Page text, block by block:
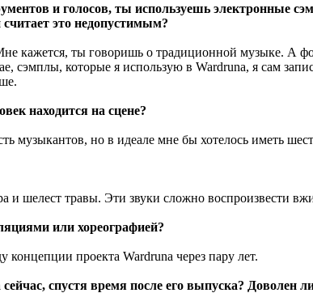
и голосов, ты используешь электронные
это недопустимым?
кажется, ты говоришь о традиционной музыке. А
сэмплы, которые я использую в Wardruna, я сам
находится на сцене?
музыкантов, но в идеале мне бы хотелось иметь
и шелест травы. Эти звуки сложно воспроизвести
или хореографией?
проекта Wardruna через пару лет.
спустя время после его выпуска? Доволен